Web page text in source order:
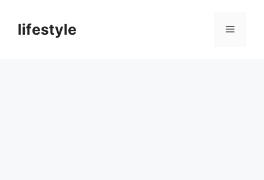
lifestyle 메